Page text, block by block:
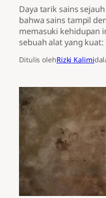
Daya tarik sains
bahwa sains tampil
memasuki kehidupan
sebuah alat yang
Ditulis olehRizki Kalimi